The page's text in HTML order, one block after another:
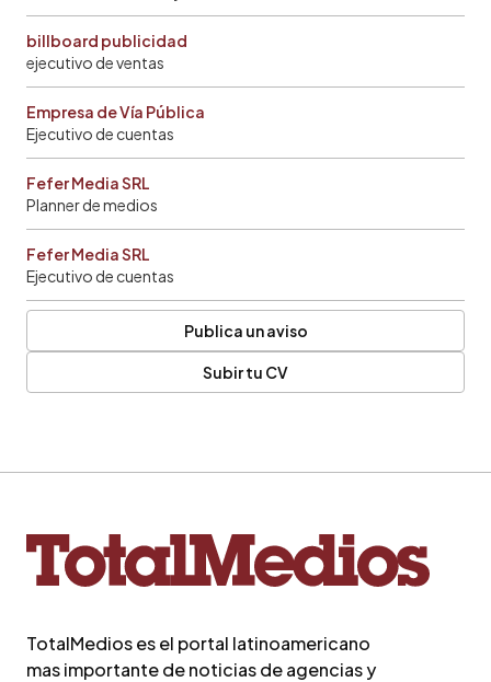
billboard publicidad
ejecutivo de ventas
Empresa de Vía Pública
Ejecutivo de cuentas
Fefer Media SRL
Planner de medios
Fefer Media SRL
Ejecutivo de cuentas
Publica un aviso
Subir tu CV
TotalMedios es el portal latinoamericano
mas importante de noticias de agencias y